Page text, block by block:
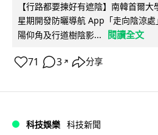
【行路都要揀好有遮陰】南韓首爾
星期開發防曬導航 App「走向陰涼
陽仰角及行道樹陰影...
閱讀全文
71 3 ↗ 分享
科技娛樂 科技新聞